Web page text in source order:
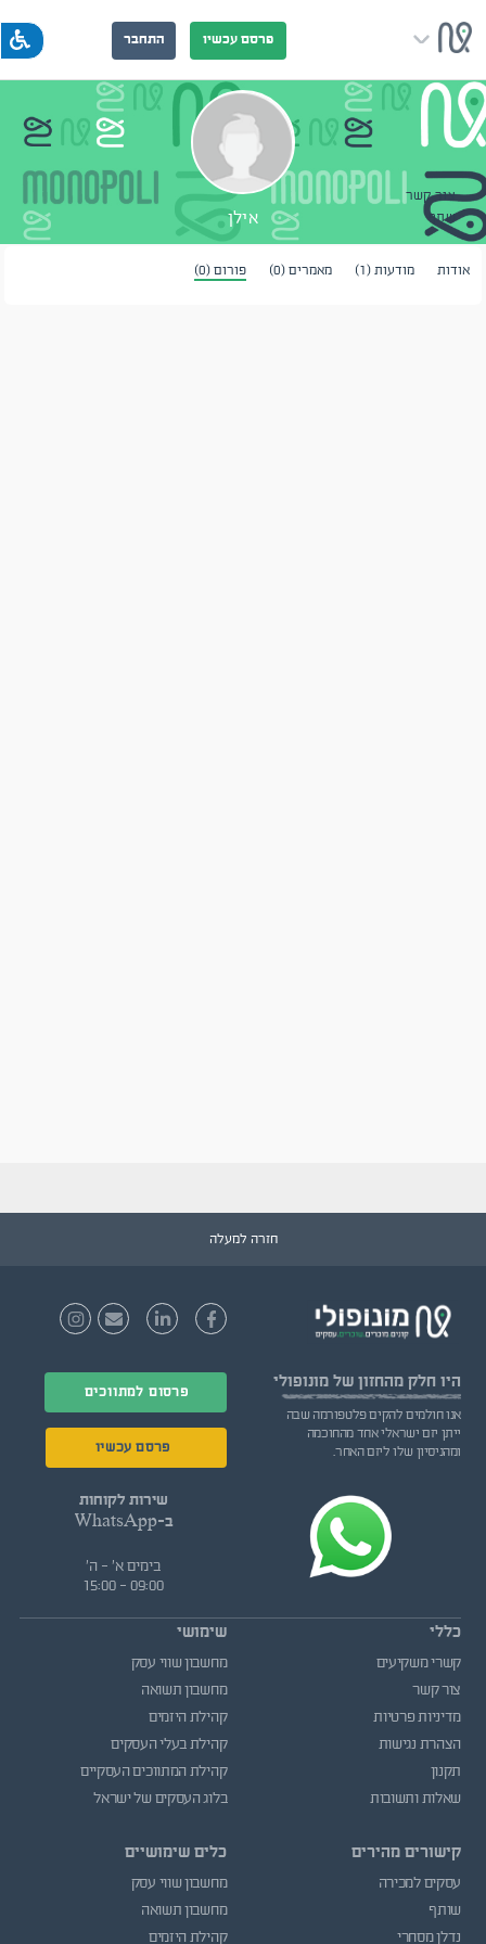
פרסם עכשיו התחבר
צור קשר
שתף
אילן
אודות מודעות (1) מאמרים (0) פורום (0)
חזרה למעלה
היו חלק מהחזון של מונופולי
אנו חולמים להקים פלטפורמה שבה
ייתן יזם ישראלי אחד מהחוכמה
ומהניסיון שלו ליזם האחר.
פרסום למתווכים
פרסם עכשיו
שירות לקוחות
ב-WhatsApp
בימים א' - ה'
09:00 - 15:00
כללי
קשרי משקיעים
צור קשר
מדיניות פרטיות
הצהרת נגישות
תקנון
שאלות ותשובות
קישורים מהירים
עסקים למכירה
שותף
נדלן מסחרי
שימושי
מחשבון שווי עסק
מחשבון תשואה
קהילת היזמים
קהילת בעלי העסקים
קהילת המתווכים העסקיים
בלוג העסקים של ישראל
כלים שימושיים
מחשבון שווי עסק
מחשבון תשואה
קהילת היזמים